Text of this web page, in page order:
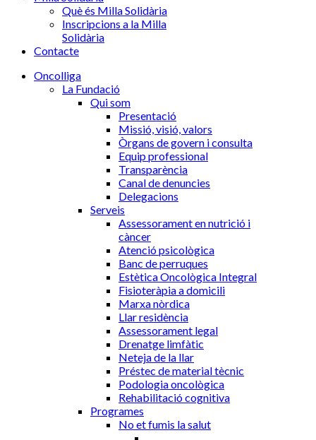
Què és Milla Solidària
Inscripcions a la Milla
Solidària
Contacte
Oncolliga
La Fundació
Qui som
Presentació
Missió, visió, valors
Òrgans de govern i consulta
Equip professional
Transparència
Canal de denuncies
Delegacions
Serveis
Assessorament en nutrició i
càncer
Atenció psicològica
Banc de perruques
Estètica Oncològica Integral
Fisioteràpia a domicili
Marxa nòrdica
Llar residència
Assessorament legal
Drenatge limfàtic
Neteja de la llar
Préstec de material tècnic
Podologia oncològica
Rehabilitació cognitiva
Programes
No et fumis la salut